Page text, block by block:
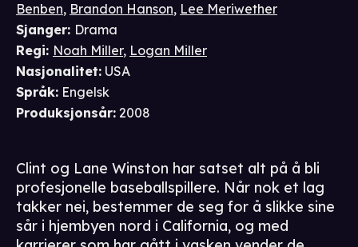
Benben, Brandon Hanson, Lee Meriwether
Sjanger: Drama
Regi: Noah Miller, Logan Miller
Nasjonalitet: USA
Språk: Engelsk
Produksjonsår: 2008
Clint og Lane Winston har satset alt på å bli
profesjonelle baseballspillere. Når nok et lag
takker nei, bestemmer de seg for å slikke sine
sår i hjembyen nord i California, og med